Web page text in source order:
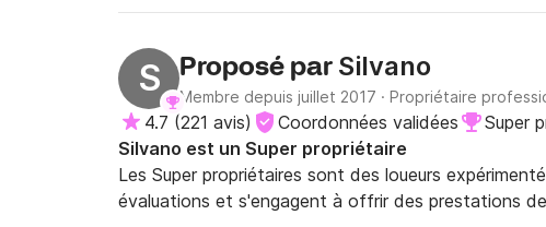
S Proposé par Silvano
Membre depuis juillet 2017 · Propriétaire
4.7 (221 avis) Coordonnées validées
Super
Silvano est un Super propriétaire
Les Super propriétaires sont des loueurs
évaluations et s'engagent à offrir des prestations